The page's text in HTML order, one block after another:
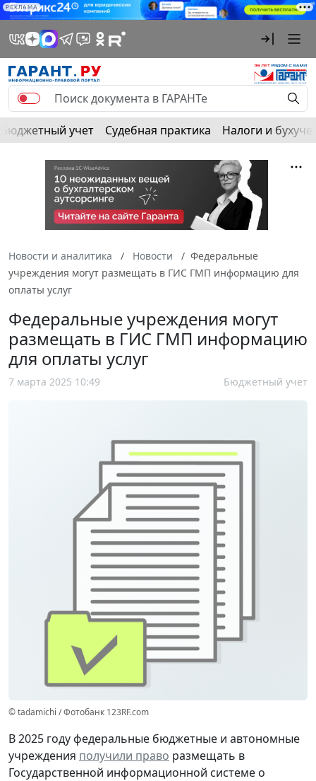
РЕКЛАМА
Бюджетный учет Судебная практика Налоги и
Новости и аналитика Новости
Федеральные
учреждения могут размещать в ГИС ГМП информацию для
оплаты услуг
Федеральные учреждения могут
размещать в ГИС ГМП информацию
для оплаты услуг
7 марта 2025 10:49 Бюджетный учет
© tadamichi / Фотобанк 123RF.com
В 2025 году федеральные бюджетные и автономные
учреждения получили право размещать в
Государственной информационной системе о